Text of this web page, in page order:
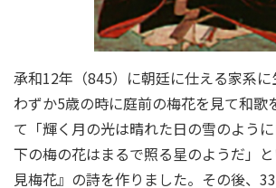
承和12年（845）に朝廷に仕える家系に
わずか5歳の時に庭前の梅花を見て和歌
て「輝く月の光は晴れた日の雪のよう
下の梅の花はまるで照る星のようだ」
見梅花』の詩を作りました。その後、